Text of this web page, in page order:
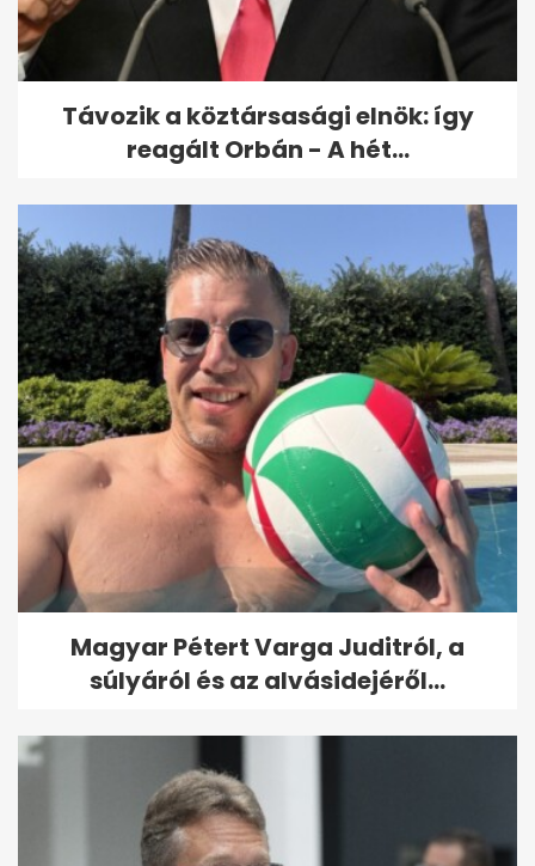
Távozik a köztársasági elnök: így
reagált Orbán - A hét...
Magyar Pétert Varga Juditról, a
súlyáról és az alvásidejéről...